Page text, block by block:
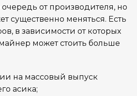
от производителя, но
существенно меняться. Есть
в зависимости от которых
может стоить больше
на массовый выпуск
асика;